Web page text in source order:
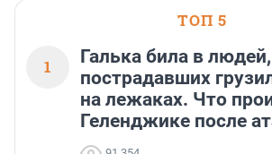
ТОП 5
1
Галька била в людей,
пострадавших
на лежаках. Что
Геленджике после